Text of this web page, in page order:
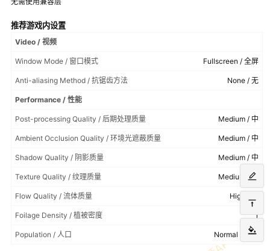
推荐游戏内设置
Video / 视频
Window Mode / 窗口模式 Fullscreen / 全屏
Anti-aliasing Method / 抗锯齿方法 None / 无
Performance / 性能
Post-processing Quality / 后期处理质量 Medium / 中
Ambient Occlusion Quality / 环境光遮蔽质量 Medium / 中
Shadow Quality / 阴影质量 Medium / 中
Texture Quality / 纹理质量 Medium / 中
Flow Quality / 流体质量 High / 高
Foilage Density / 植被密度 1
Population / 人口 Normal / 普通